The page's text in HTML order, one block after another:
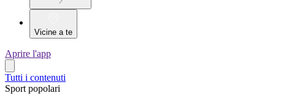
Vicine a te
Aprire l'app
Tutti i contenuti
Sport popolari